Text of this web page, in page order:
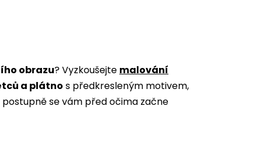
obrazu? Vyzkoušejte malování
a plátno s předkresleným motivem,
se vám před očima začne